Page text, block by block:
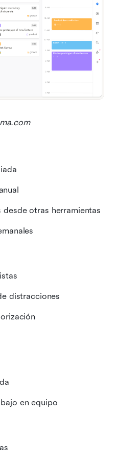
otras herramientas
distracciones
en equipo